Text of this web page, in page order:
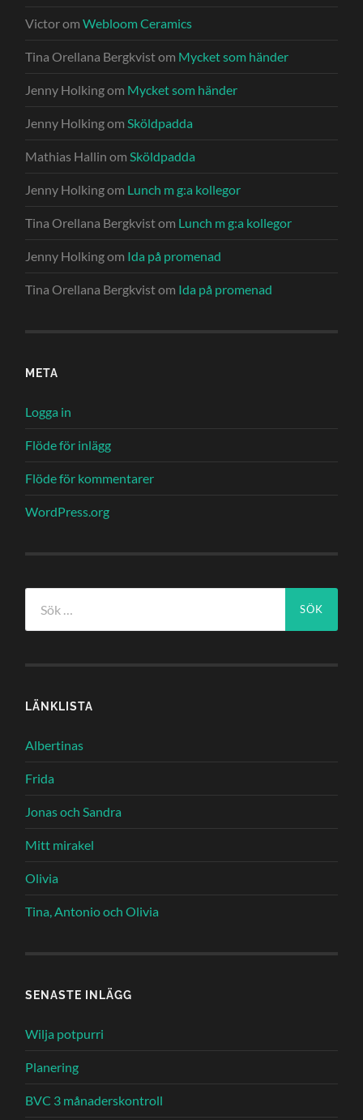
VictoromWebloom Ceramics
Tina Orellana Bergkvistom Mycket som händer
Jenny Holkingom Mycket som händer
Jenny HolkingomSköldpadda
Mathias Hallin omSköldpadda
Jenny Holkingom Lunch m g:a kollegor
Tina Orellana Bergkvistom Lunch m g:a kollegor
Jenny Holkingom Ida på promenad
Tina Orellana Bergkvistom Ida på promenad
META
Logga in
Flöde för inlägg
Flöde för kommentarer
WordPress.org
efter:
LÄNKLISTA
Albertinas
Frida
Jonas och Sandra
Mitt mirakel
Olivia
Tina, Antonio och Olivia
SENASTE INLÄGG
Wilja potpurri
Planering
BVC 3 månaderskontroll